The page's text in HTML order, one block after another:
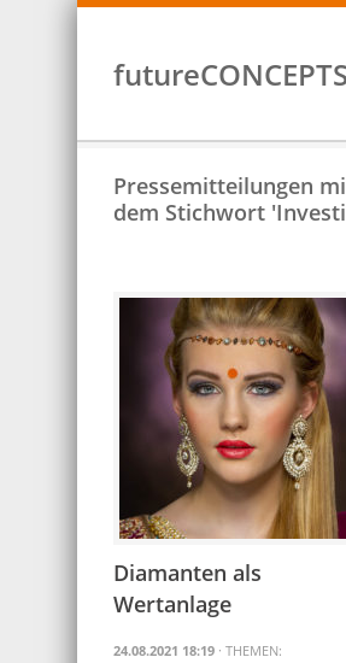
futureCONCEPTS
Pressemitteilungen
dem Stichwort
Diamanten als
Wertanlage
24.08.2021 18:19 · THEMEN: